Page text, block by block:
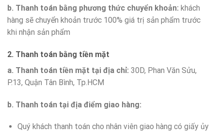
b. Thanh toán bằng phương thức chuyển khoản: khách
hàng sẽ chuyển khoản trước 100% giá trị sản phẩm trước
khi nhận sản phẩm
2. Thanh toán bằng tiền mặt
a. Thanh toán tiền mặt tại địa chỉ: 30D, Phan Văn Sửu,
P.13, Quận Tân Bình, Tp.HCM
b. Thanh toán tại địa điểm giao hàng:
Quý khách thanh toán cho nhân viên giao hàng có giấy ủy